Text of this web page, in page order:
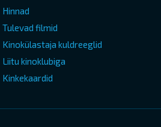
Hinnad
Tulevad filmid
Kinokülastaja kuldreeglid
Liitu kinoklubiga
Kinkekaardid